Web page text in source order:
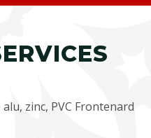
zinc, PVC Frontenard